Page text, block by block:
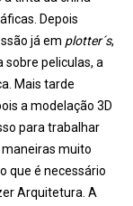
Depois
já em plotter´s,
peliculas, a
Mais tarde
a modelação 3D
para trabalhar
maneiras muito
que é necessário
Arquitetura. A